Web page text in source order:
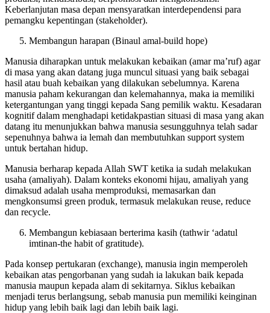
Keberlanjutan masa depan mensyaratkan interdependensi para
pemangku kepentingan (stakeholder).
Membangun harapan (Binaul amal-build hope)
Manusia diharapkan untuk melakukan kebaikan (amar ma’ruf) agar
di masa yang akan datang juga muncul situasi yang baik sebagai
hasil atau buah kebaikan yang dilakukan sebelumnya. Karena
manusia paham kekurangan dan kelemahannya, maka ia memiliki
ketergantungan yang tinggi kepada Sang pemilik waktu. Kesadaran
kognitif dalam menghadapi ketidakpastian situasi di masa yang akan
datang itu menunjukkan bahwa manusia sesungguhnya telah sadar
sepenuhnya bahwa ia lemah dan membutuhkan support system
untuk bertahan hidup.
Manusia berharap kepada Allah SWT ketika ia sudah melakukan
usaha (amaliyah). Dalam konteks ekonomi hijau, amaliyah yang
dimaksud adalah usaha memproduksi, memasarkan dan
mengkonsumsi green produk, termasuk melakukan reuse, reduce
dan recycle.
Membangun kebiasaan berterima kasih (tathwir ‘adatul
imtinan-the habit of gratitude).
Pada konsep pertukaran (exchange), manusia ingin memperoleh
kebaikan atas pengorbanan yang sudah ia lakukan baik kepada
manusia maupun kepada alam di sekitarnya. Siklus kebaikan
menjadi terus berlangsung, sebab manusia pun memiliki keinginan
hidup yang lebih baik lagi dan lebih baik lagi.